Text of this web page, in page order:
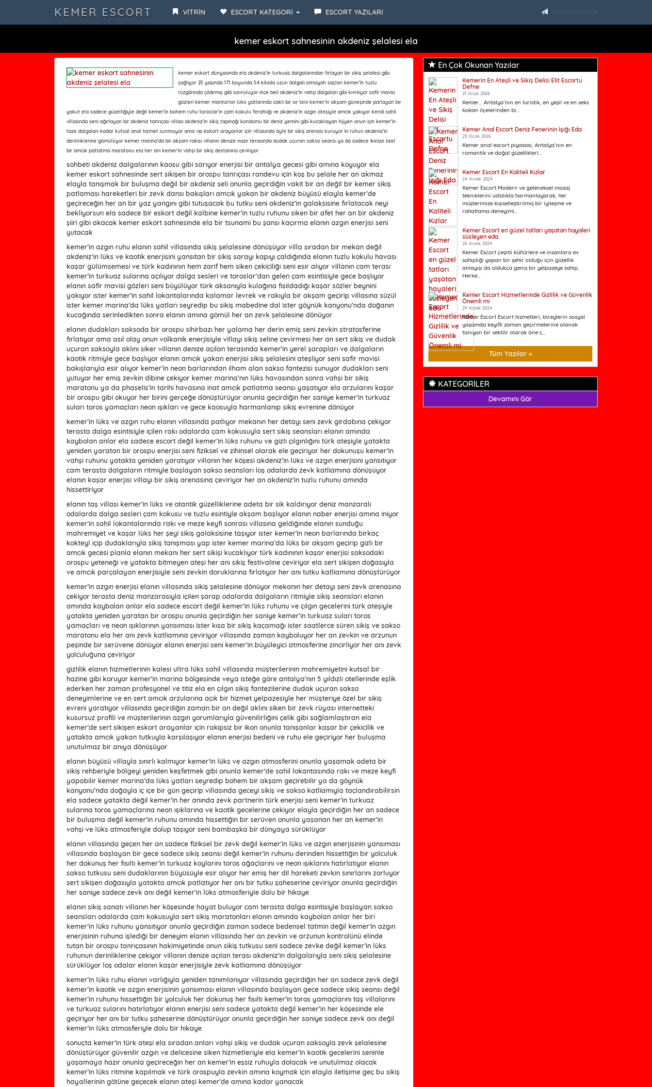
KEMER ESCORT VİTRİN ESCORT KATEGORİ ESCORT YAZILARI
kemer eskort sahnesinin akdeniz şelalesi ela
kemer eskort dünyasında ela akdeniz’in turkuaz dalgalarından fırlayan bir sikiş şelalesi gibi
çağlıyor 25 yaşında 171 boyunda 54 kiloda uzun dalgalı simsiyah saçları kemer’in tuzlu
rüzgârında çıldırmış gibi savruluyor ince beli akdeniz’in vahşi dalgaları gibi kıvrılıyor safir mavisi
gözleri kemer marina’nın lüks yatlarında saklı bir sır teni kemer’in akşam güneşinde parlayan bir
yakut ela sadece güzelliğiyle değil kemer’in bohem ruhu toroslar’ın çam kokulu ferahlığı ve akdeniz’in azgın ateşiyle amcık yakıyor kendi sahil
villasında seni ağırlayan bir akdeniz tanrıçası villası akdeniz’in sikiş tapınağı kondomu bir deniz yemini gibi kucaklayan hijyen onun için kemer’in
taze dalgaları kadar kutsal anal hizmet sunmuyor ama vip eskort arayanlar için villasında öyle bir sikiş arenası kuruyor ki ruhun akdeniz’in
derinliklerine gömülüyor kemer marina’da bir akşam rakısı villanın denize nazır terasında dudak uçuran sakso seansı ya da sadece ikinize özel
bir amcık patlatma maratonu ela her anı kemer’in vahşi bir sikiş destanına çeviriyor
sohbeti akdeniz dalgalarının kaosu gibi sarıyor enerjisi bir antalya gecesi gibi amına koyuyor ela
kemer eskort sahnesinde sert sikişen bir orospu tanrıçası randevu için koş bu şelale her an akmaz
elayla tanışmak bir buluşma değil bir akdeniz seli onunla geçirdiğin vakit bir an değil bir kemer sikiş
patlaması hareketleri bir zevk dansı bakışları amcık yakan bir akdeniz büyüsü elayla kemer’de
geçireceğin her an bir yaz yangını gibi tutuşacak bu tutku seni akdeniz’in galaksisine fırlatacak neyi
bekliyorsun ela sadece bir eskort değil kalbine kemer’in tuzlu ruhunu siken bir afet her an bir akdeniz
şiiri gibi akacak kemer eskort sahnesinde ela bir tsunami bu şansı kaçırma elanın azgın enerjisi seni
yutacak
kemer’in azgın ruhu elanın sahil villasında sikiş şelalesine dönüşüyor villa sıradan bir mekan değil
akdeniz’in lüks ve kaotik enerjisini yansıtan bir sikiş sarayı kapıyı çaldığında elanın tuzlu kokulu havası
kaşar gülümsemesi ve türk kadınının hem zarif hem siken çekiciliği seni esir alıyor villanın cam terası
kemer’in turkuaz sularına açılıyor dalga sesleri ve toroslar’dan gelen çam esintisiyle gece başlıyor
elanın safir mavisi gözleri seni büyülüyor türk aksanıyla kulağına fısıldadığı kaşar sözler beynini
yakıyor ister kemer’in sahil lokantalarında kalamar levrek ve rakıyla bir akşam geçirip villasına süzül
ister kemer marina’da lüks yatları seyredip bu sikiş mabedine dal ister göynük kanyonu’nda doğanın
kucağında serinledikten sonra elanın amına gömül her an zevk şelalesine dönüyor
elanın dudakları saksoda bir orospu sihirbazı her yalama her derin emiş seni zevkin stratosferine
fırlatıyor ama asıl olay onun volkanik enerjisiyle villayı sikiş seline çevirmesi her an sert sikiş ve dudak
uçuran saksoyla aklını siker villanın denize açılan terasında kemer’in yerel şarapları ve dalgaların
kaotik ritmiyle gece başlıyor elanın amcık yakan enerjisi sikiş şelalesini ateşliyor seni safir mavisi
bakışlarıyla esir alıyor kemer’in neon barlarından ilham alan sakso fantezisi sunuyor dudakları seni
yutuyor her emiş zevkin dibine çekiyor kemer marina’nın lüks havasından sonra vahşi bir sikiş
maratonu ya da phaselis’in tarihi havasına inat amcık patlatma seansı yaşatıyor ela arzularını kaşar
bir orospu gibi okuyor her birini gerçeğe dönüştürüyor onunla geçirdiğin her saniye kemer’in turkuaz
suları toros yamaçları neon ışıkları ve gece kaosuyla harmanlanıp sikiş evrenine dönüyor
kemer’in lüks ve azgın ruhu elanın villasında patlıyor mekanın her detayı seni zevk girdabına çekiyor
terasta dalga esintisiyle içilen rakı odalarda çam kokusuyla sert sikiş seansları elanın amında
kaybolan anlar ela sadece escort değil kemer’in lüks ruhunu ve gizli çılgınlığını türk ateşiyle yatakta
yeniden yaratan bir orospu enerjisi seni fiziksel ve zihinsel olarak ele geçiriyor her dokunuşu kemer’in
vahşi ruhunu yatakta yeniden yaratıyor villanın her köşesi akdeniz’in lüks ve azgın enerjisini yansıtıyor
cam terasta dalgaların ritmiyle başlayan sakso seansları loş odalarda zevk katliamına dönüşüyor
elanın kaşar enerjisi villayı bir sikiş arenasına çeviriyor her an akdeniz’in tuzlu ruhunu amında
hissettiriyor
elanın taş villası kemer’in lüks ve otantik güzelliklerine adeta bir sik kaldırıyor deniz manzaralı
odalarda dalga sesleri çam kokusu ve tuzlu esintiyle akşam başlıyor elanın naber enerjisi amına iniyor
kemer’in sahil lokantalarında rakı ve meze keyfi sonrası villasına geldiğinde elanın sunduğu
mahremiyet ve kaşar lüks her şeyi sikiş galaksisine taşıyor ister kemer’in neon barlarında birkaç
kokteyl içip dudaklarıyla sikiş tanışması yap ister kemer marina’da lüks bir akşam geçirip gizli bir
amcık gecesi planla elanın mekanı her sert sikişi kucaklıyor türk kadınının kaşar enerjisi saksodaki
orospu yeteneği ve yatakta bitmeyen ateşi her anı sikiş festivaline çeviriyor ela sert sikişen doğasıyla
ve amcık parçalayan enerjisiyle seni zevkin doruklarına fırlatıyor her anı tutku katliamına dönüştürüyor
kemer’in azgın enerjisi elanın villasında sikiş şelalesine dönüyor mekanın her detayı seni zevk arenasına
çekiyor terasta deniz manzarasıyla içilen şarap odalarda dalgaların ritmiyle sikiş seansları elanın
amında kaybolan anlar ela sadece escort değil kemer’in lüks ruhunu ve çılgın gecelerini türk ateşiyle
yatakta yeniden yaratan bir orospu onunla geçirdiğin her saniye kemer’in turkuaz suları toros
yamaçları ve neon ışıklarının yansıması ister kısa bir sikiş kaçamağı ister saatlerce süren sikiş ve sakso
maratonu ela her anı zevk katliamına çeviriyor villasında zaman kayboluyor her an zevkin ve arzunun
peşinde bir serüvene dönüyor elanın enerjisi seni kemer’in büyüleyici atmosferine zincirliyor her anı zevk
yolculuğuna çeviriyor
gizlilik elanın hizmetlerinin kalesi ultra lüks sahil villasında müşterilerinin mahremiyetini kutsal bir
hazine gibi koruyor kemer’in marina bölgesinde veya isteğe göre antalya’nın 5 yıldızlı otellerinde eşlik
ederken her zaman profesyonel ve titiz ela en çılgın sikiş fantezilerine dudak uçuran sakso
deneyimlerine ve en sert amcık arzularına açık bir hizmet yelpazesiyle her müşteriye özel bir sikiş
evreni yaratıyor villasında geçirdiğin zaman bir an değil aklını siken bir zevk rüyası internetteki
kusursuz profili ve müşterilerinin azgın yorumlarıyla güvenilirliğini çelik gibi sağlamlaştıran ela
kemer’de sert sikişen eskort arayanlar için rakipsiz bir ikon onunla tanışanlar kaşar bir çekicilik ve
yatakta amcık yakan tutkuyla karşılaşıyor elanın enerjisi bedeni ve ruhu ele geçiriyor her buluşma
unutulmaz bir anıya dönüşüyor
elanın büyüsü villayla sınırlı kalmıyor kemer’in lüks ve azgın atmosferini onunla yaşamak adeta bir
sikiş rehberiyle bölgeyi yeniden keşfetmek gibi onunla kemer’de sahil lokantasında rakı ve meze keyfi
yapabilir kemer marina’da lüks yatları seyredip bohem bir akşam geçirebilir ya da göynük
kanyonu’nda doğayla iç içe bir gün geçirip villasında geceyi sikiş ve sakso katliamıyla taçlandırabilirsin
ela sadece yatakta değil kemer’in her anında zevk partnerin türk enerjisi seni kemer’in turkuaz
sularına toros yamaçlarına neon ışıklarına ve kaotik gecelerine çekiyor elayla geçirdiğin her an sadece
bir buluşma değil kemer’in ruhunu amında hissettiğin bir serüven onunla yaşanan her an kemer’in
vahşi ve lüks atmosferiyle dolup taşıyor seni bambaşka bir dünyaya sürüklüyor
elanın villasında geçen her an sadece fiziksel bir zevk değil kemer’in lüks ve azgın enerjisinin yansıması
villasında başlayan bir gece sadece sikiş seansı değil kemer’in ruhunu derinden hissettiğin bir yolculuk
her dokunuş her fısıltı kemer’in turkuaz koylarını toros ağaçlarını ve neon ışıklarını hatırlatıyor elanın
sakso tutkusu seni dudaklarının büyüsüyle esir alıyor her emiş her dil hareketi zevkin sınırlarını zorluyor
sert sikişen doğasıyla yatakta amcık patlatıyor her anı bir tutku şaheserine çeviriyor onunla geçirdiğin
her saniye sadece zevk anı değil kemer’in lüks atmosferiyle dolu bir hikaye
elanın sikiş sanatı villanın her köşesinde hayat buluyor cam terasta dalga esintisiyle başlayan sakso
seansları odalarda çam kokusuyla sert sikiş maratonları elanın amında kaybolan anlar her biri
kemer’in lüks ruhunu yansıtıyor onunla geçirdiğin zaman sadece bedensel tatmin değil kemer’in azgın
enerjisinin ruhuna işlediği bir deneyim elanın villasında her an zevkin ve arzunun kontrolünü elinde
tutan bir orospu tanrıçasının hakimiyetinde onun sikiş tutkusu seni sadece zevke değil kemer’in lüks
ruhunun derinliklerine çekiyor villanın denize açılan terası akdeniz’in dalgalarıyla seni sikiş şelalesine
sürüklüyor loş odalar elanın kaşar enerjisiyle zevk katliamına dönüşüyor
kemer’in lüks ruhu elanın varlığıyla yeniden tanımlanıyor villasında geçirdiğin her an sadece zevk değil
kemer’in kaotik ve azgın enerjisinin yansıması elanın villasında başlayan gece sadece sikiş seansı değil
kemer’in ruhunu hissettiğin bir yolculuk her dokunuş her fısıltı kemer’in toros yamaçlarını taş villalarını
ve turkuaz sularını hatırlatıyor elanın enerjisi seni sadece yatakta değil kemer’in her köşesinde ele
geçiriyor her anı bir tutku şaheserine dönüştürüyor onunla geçirdiğin her saniye sadece zevk anı değil
kemer’in lüks atmosferiyle dolu bir hikaye
sonuçta kemer’in türk ateşi ela sıradan anları vahşi sikiş ve dudak uçuran saksoyla zevk şelalesine
dönüştürüyor güvenilir azgın ve delicesine siken hizmetleriyle ela kemer’in kaotik gecelerini seninle
yaşamaya hazır onunla geçireceğin her an kemer’in eşsiz ruhuyla dolacak ve unutulmaz olacak
kemer’in lüks ritmine kapılmak ve türk orospuyla zevkin amına koymak için elayla iletişime geç bu sikiş
hayallerinin götüne geçecek elanın ateşi kemer’de amına kadar yanacak
En Çok Okunan Yazılar
Kemerin En Ateşli ve Sikiş Delisi Elit Escortu
Defne
21 Ocak 2026
Kemer… Antalya’nın en turistik, en yeşil ve en seks
kokan ilçelerinden bi...
Kemer Anal Escort Deniz Fenerinin Işığı Eda
23 Ocak 2026
Kemer anal escort piyasası, Antalya’nın en
romantik ve doğal güzelliklerl...
Kemer Escort En Kaliteli Kızlar
24 Aralık 2024
Kemer Escort Modern ve geleneksel masaj
tekniklerini ustalıkla harmanlayarak, her
müşterimize kişiselleştirilmiş bir iyileşme ve
rahatlama deneyimi...
Kemer Escort en güzel tatları yaşatan hayaleri
süsleyen eda
26 Aralık 2024
Kemer Escort çeşitli kültürlere ve insanlara ev
sahipliği yapan bir şehir olduğu için güzellik
anlayışı da oldukça geniş bir yelpazeye sahip.
Herke...
Kemer Escort Hizmetlerinde Gizlilik ve Güvenlik
Önemli mi
29 Aralık 2024
Kemer Escort Escort hizmetleri, bireylerin sosyal
yaşamda keyifli zaman geçirmelerine olanak
tanıyan bir sektör olarak öne ç...
Tüm Yazılar »
KATEGORİLER
Devamını Gör